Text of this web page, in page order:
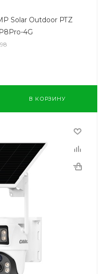
Solar Outdoor PTZ
4G
В КОРЗИНУ